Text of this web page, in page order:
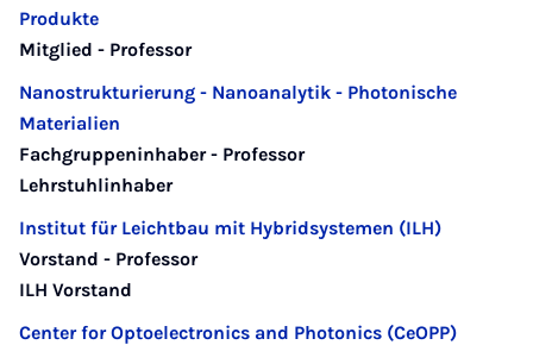
Produkte
Mitglied - Professor
Nanostrukturierung - Nanoanalytik - Photonische
Materialien
Fachgruppeninhaber - Professor
Lehrstuhlinhaber
Institut für Leichtbau mit Hybridsystemen (ILH)
Vorstand - Professor
ILH Vorstand
Center for Optoelectronics and Photonics (CeOPP)